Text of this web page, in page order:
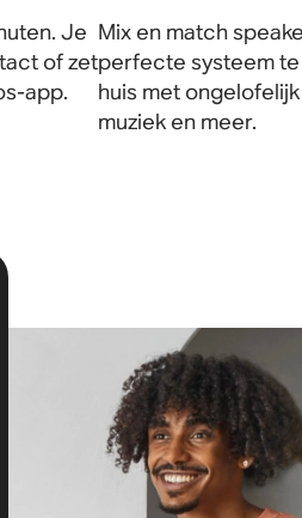
Je
of zet
app.
Mix en match
perfecte systeem
huis met
muziek en meer.